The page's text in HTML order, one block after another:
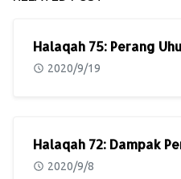
Halaqah 75: Perang
2020/9/19
Halaqah 72: Dampak
2020/9/8